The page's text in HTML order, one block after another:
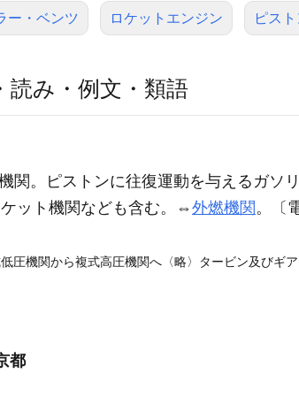
ー・ベンツ ロケットエンジン ピス
み・例文・類語
。ピストンに往復運動を与えるガソ
ット機関なども含む。⇔外燃機関 。〔
機関から複式高圧機関へ〈略〉タービン及びギ
都